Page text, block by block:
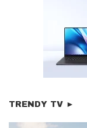
TRENDY TV ►